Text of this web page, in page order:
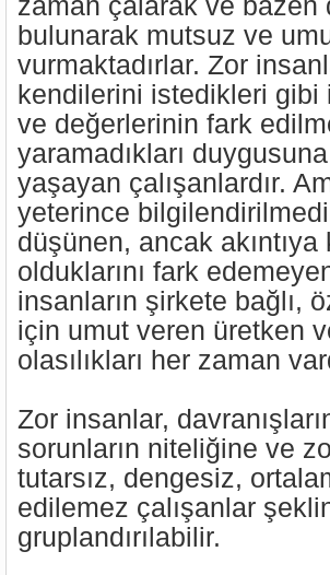
bulunarak mutsuz ve
vurmaktadırlar. Zor
kendilerini istedikleri gibi
ve değerlerinin fark
yaramadıkları
yaşayan çalışanlardır.
yeterince
düşünen, ancak
olduklarını fark
insanların şirkete bağlı,
için umut veren üretken
olasılıkları her zaman
Zor insanlar,
sorunların niteliğine ve
tutarsız, dengesiz,
edilemez çalışanlar
gruplandırılabilir.